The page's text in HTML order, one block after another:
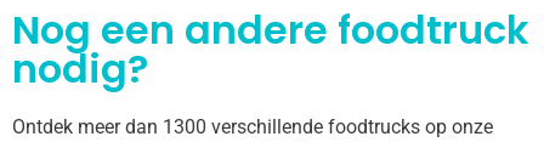
Nog een andere foodtruck
nodig?
Ontdek meer dan 1300 verschillende foodtrucks op onze